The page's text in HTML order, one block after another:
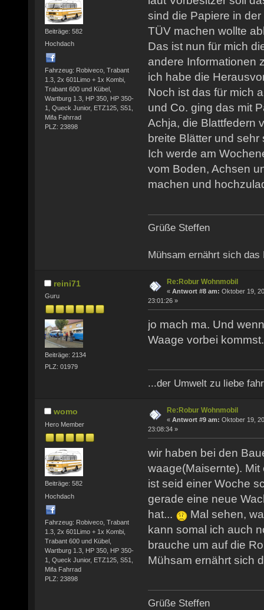
Beiträge: 582
Hochdach
Fahrzeug: Robiveco, Trabant
1.3, 2x 601Limo + 1x Kombi,
Trabant 600 und Kübel,
Wartburg 1.3, HP 350, HP 350-
1, Queck Junior, ETZ125, S51,
Mifa Fahrrad
PLZ: 23898
sind die Papiere in
TÜV machen wollte
Das ist nun für mich
andere Informationen
ich habe die
Noch ist das für mich
und Co. ging das mit
Achja, die Blattfedern
breite Blätter und
Ich werde am
vom Boden, Achsen
machen und
Grüße Steffen
Mühsam ernährt sich das
reini71
Guru
Beiträge: 2134
PLZ: 01979
Re:Robur Wohnmobil
« Antwort #8 am: Oktober 19,
23:01:26 »
jo mach ma. Und
Waage vorbei
...der Umwelt zu liebe
womo
Hero Member
Beiträge: 582
Hochdach
Fahrzeug: Robiveco, Trabant
1.3, 2x 601Limo + 1x Kombi,
Trabant 600 und Kübel,
Wartburg 1.3, HP 350, HP 350-
1, Queck Junior, ETZ125, S51,
Mifa Fahrrad
PLZ: 23898
Re:Robur Wohnmobil
« Antwort #9 am: Oktober 19,
23:08:34 »
wir haben bei den
waage(Maisernte).
ist seid einer Woche
gerade eine neue
hat...
Mal sehen,
kann somal ich auch
brauche um auf die
Mühsam ernährt sich
Grüße Steffen